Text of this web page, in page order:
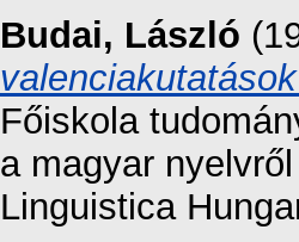
Budai, László
Főiskola
a magyar
Linguistica